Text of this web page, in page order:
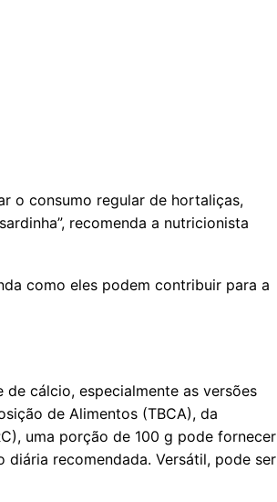
o consumo regular de hortaliças,
recomenda a nutricionista
como eles podem contribuir para a
cálcio, especialmente as versões
de Alimentos (TBCA), da
uma porção de 100 g pode fornecer
recomendada. Versátil, pode ser